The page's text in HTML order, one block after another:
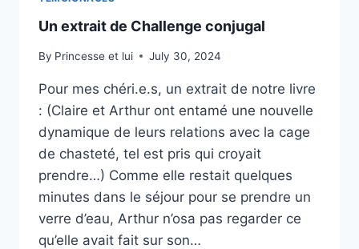
Un extrait de Challenge conjugal
By Princesse et lui July 30, 2024
Pour mes chéri.e.s, un extrait de notre livre
: (Claire et Arthur ont entamé une nouvelle
dynamique de leurs relations avec la cage
de chasteté, tel est pris qui croyait
prendre…) Comme elle restait quelques
minutes dans le séjour pour se prendre un
verre d’eau, Arthur n’osa pas regarder ce
qu’elle avait fait sur son…